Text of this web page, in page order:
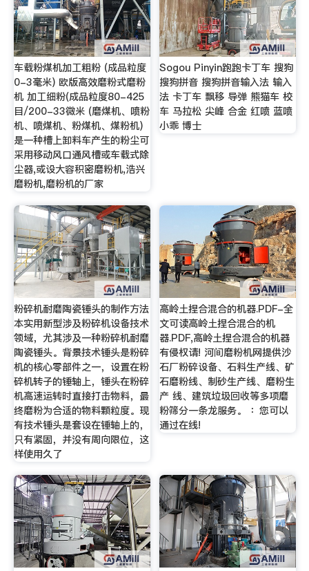
车载粉煤机加工粗粉 (成品粒度
0-3毫米) 欧版高效磨粉式磨粉
机 加工细粉(成品粒度80-425
目/200-33微米 (磨煤机、喷粉
机、喷煤机、粉煤机、煤粉机)
是一种槽上卸料车产生的粉尘可
采用移动风口通风槽或车载式除
尘器,或设大容积密磨粉机,浩兴
磨粉机,磨粉机的厂家
Sogou Pinyin跑跑卡丁车 搜狗
搜狗拼音 搜狗拼音输入法 输入
法 卡丁车 飘移 导弹 熊猫车 校
车 马拉松 尖峰 合金 红喷 蓝喷
小乖 博士
粉碎机耐磨陶瓷锤头的制作方法
本实用新型涉及粉碎机设备技术
领域，尤其涉及一种粉碎机耐磨
陶瓷锤头。背景技术锤头是粉碎
机的核心零部件之一，设置在粉
碎机转子的锤轴上，锤头在粉碎
机高速运转时直接打击物料，最
终磨粉为合适的物料颗粒度。现
有技术锤头是套设在锤轴上的，
只有紧固，并没有周向限位，这
样使用久了
高岭土捏合混合的机器.PDF-全
文可读高岭土捏合混合的机
器.PDF,高岭土捏合混合的机器
有侵权请! 河间磨粉机网提供沙
石厂粉碎设备、石料生产线、矿
石磨粉线、制砂生产线、磨粉生
产 线、建筑垃圾回收等多项磨
粉筛分一条龙服务。 ：您可以
通过在线!